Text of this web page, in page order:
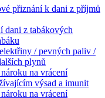
přiznání k dani z příjmů
dani z tabákových
/ pevných paliv /
plynů
na vrácení
výsad a imunit
na vrácení